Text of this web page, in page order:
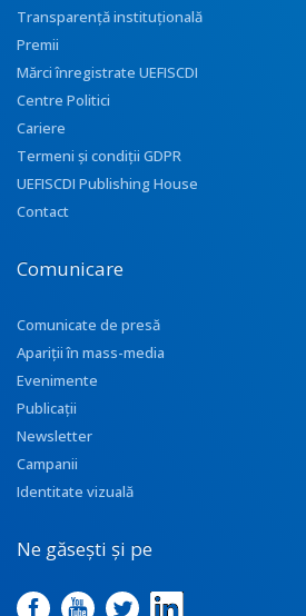
Transparenţă instituţională
Premii
Mărci înregistrate UEFISCDI
Centre Politici
Cariere
Termeni și condiții GDPR
UEFISCDI Publishing House
Contact
Comunicare
Comunicate de presă
Apariţii în mass-media
Evenimente
Publicații
Newsletter
Campanii
Identitate vizuală
Ne găsești și pe